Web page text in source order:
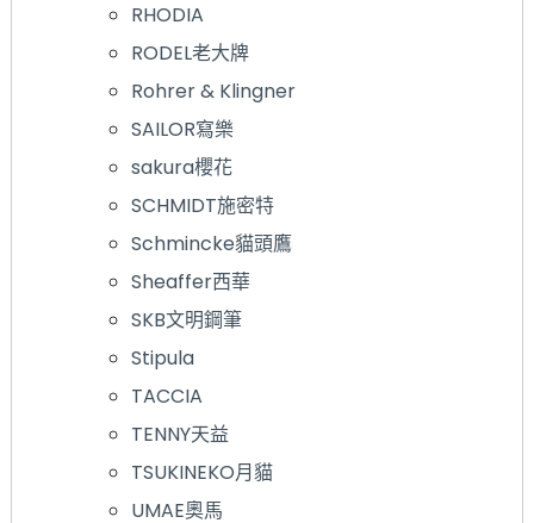
RHODIA
RODEL老大牌
Rohrer & Klingner
SAILOR寫樂
sakura櫻花
SCHMIDT施密特
Schmincke貓頭鷹
Sheaffer西華
SKB文明鋼筆
Stipula
TACCIA
TENNY天益
TSUKINEKO月貓
UMAE奧馬